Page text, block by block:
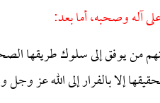
آله وصحبه، أما بعد:
من يوفق إلى سلوك طريقها
إلا بالفرار إلى الله عز